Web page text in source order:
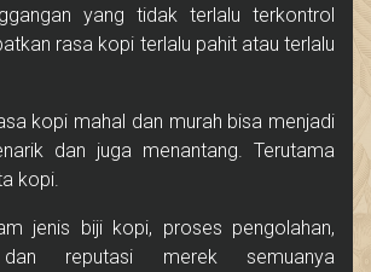
yang tidak terlalu terkontrol
rasa kopi terlalu pahit atau terlalu
kopi mahal dan murah bisa menjadi
dan juga menantang. Terutama
kopi.
jenis biji kopi, proses pengolahan,
dan reputasi merek semuanya